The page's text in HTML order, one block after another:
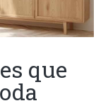
que